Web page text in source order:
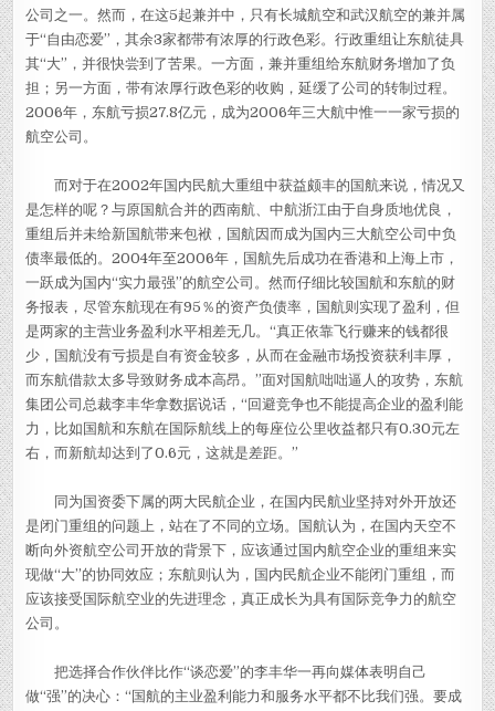
公司之一。然而，在这5起兼并中，只有长城航空和武汉航空的兼并属
于“自由恋爱”，其余3家都带有浓厚的行政色彩。行政重组让东航徒具
其“大”，并很快尝到了苦果。一方面，兼并重组给东航财务增加了负
担；另一方面，带有浓厚行政色彩的收购，延缓了公司的转制过程。
2006年，东航亏损27.8亿元，成为2006年三大航中惟一一家亏损的
航空公司。
而对于在2002年国内民航大重组中获益颇丰的国航来说，情况又
是怎样的呢？与原国航合并的西南航、中航浙江由于自身质地优良，
重组后并未给新国航带来包袱，国航因而成为国内三大航空公司中负
债率最低的。2004年至2006年，国航先后成功在香港和上海上市，
一跃成为国内“实力最强”的航空公司。然而仔细比较国航和东航的财
务报表，尽管东航现在有95％的资产负债率，国航则实现了盈利，但
是两家的主营业务盈利水平相差无几。“真正依靠飞行赚来的钱都很
少，国航没有亏损是自有资金较多，从而在金融市场投资获利丰厚，
而东航借款太多导致财务成本高昂。”面对国航咄咄逼人的攻势，东航
集团公司总裁李丰华拿数据说话，“回避竞争也不能提高企业的盈利能
力，比如国航和东航在国际航线上的每座位公里收益都只有0.30元左
右，而新航却达到了0.6元，这就是差距。”
同为国资委下属的两大民航企业，在国内民航业坚持对外开放还
是闭门重组的问题上，站在了不同的立场。国航认为，在国内天空不
断向外资航空公司开放的背景下，应该通过国内航空企业的重组来实
现做“大”的协同效应；东航则认为，国内民航企业不能闭门重组，而
应该接受国际航空业的先进理念，真正成长为具有国际竞争力的航空
公司。
把选择合作伙伴比作“谈恋爱”的李丰华一再向媒体表明自己
做“强”的决心：“国航的主业盈利能力和服务水平都不比我们强。要成